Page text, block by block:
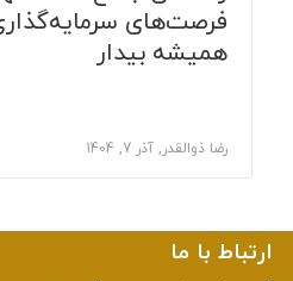
فرصت‌های
همیشه بیدار
رضا ذوالقدر, آذر 7, 1404
ارتباط با ما